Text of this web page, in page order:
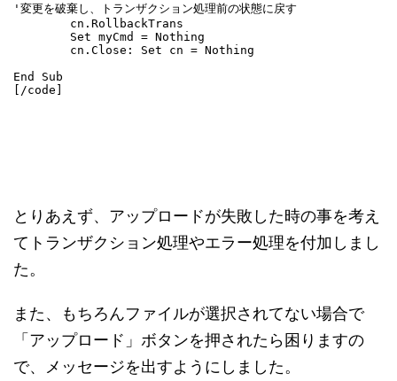
'変更を破棄し、トランザクション処理前の状態に戻す
        cn.RollbackTrans
        Set myCmd = Nothing
        cn.Close: Set cn = Nothing
End Sub
[/code]
とりあえず、アップロードが失敗した時の事を考え
てトランザクション処理やエラー処理を付加しまし
た。
また、もちろんファイルが選択されてない場合で
「アップロード」ボタンを押されたら困りますの
で、メッセージを出すようにしました。